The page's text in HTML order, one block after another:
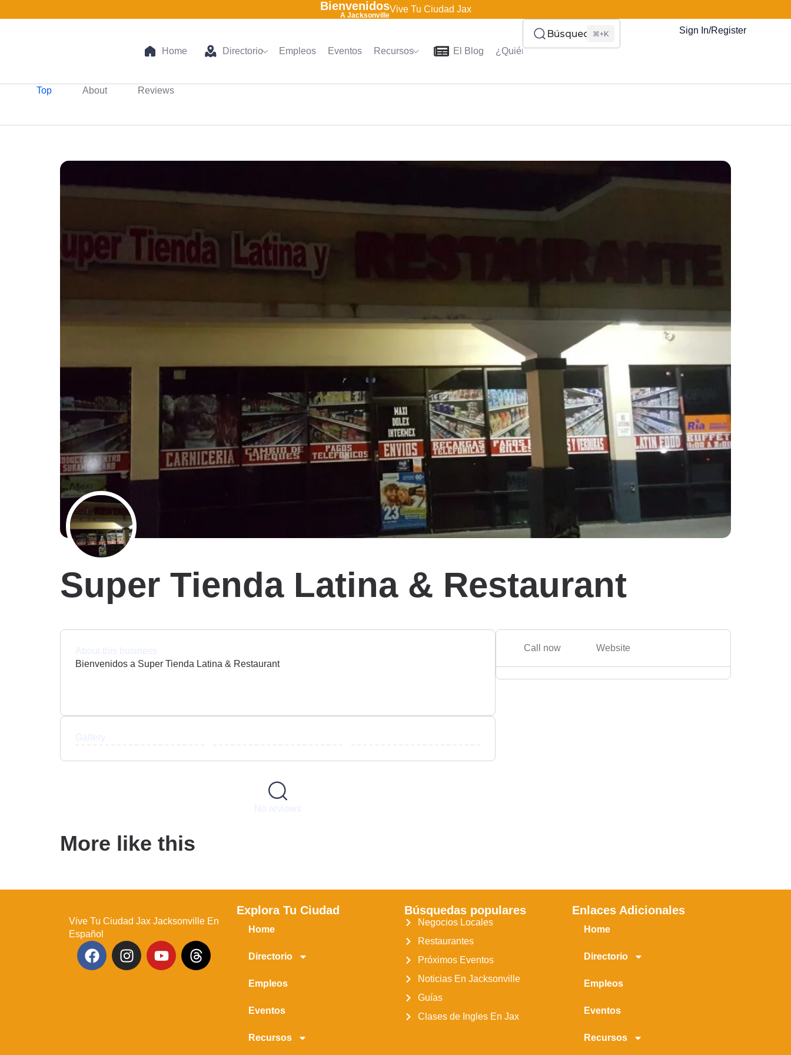
Bienvenidos
A Jacksonville
Vive Tu Ciudad Jax
Home Directorio Empleos Eventos Recursos El Blog ¿Quiénes Somos?
Búsqueda⌘+K Sign In/Register
Top About Reviews
Super Tienda Latina & Restaurant
About this business
Bienvenidos a Super Tienda Latina & Restaurant
Gallery
No reviews
Call now Website
More like this
Vive Tu Ciudad Jax Jacksonville En
Español
Explora Tu Ciudad
Home
Directorio
Empleos
Eventos
Recursos
Búsquedas populares
Negocios Locales
Restaurantes
Próximos Eventos
Noticias En Jacksonville
Guías
Clases de Ingles En Jax
Enlaces Adicionales
Home
Directorio
Empleos
Eventos
Recursos